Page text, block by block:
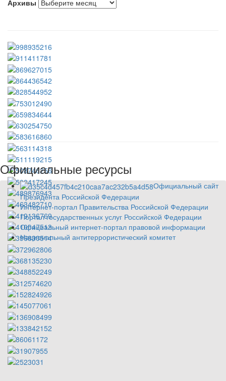
Архивы
Официальные ресурсы
Официальный сайт
Президента Российской Федерации
Интернет-портал Правительства Российской Федерации
Портал государственных услуг Российской Федерации
Официальный интернет-портал правовой информации
Национальный антитеррористический комитет